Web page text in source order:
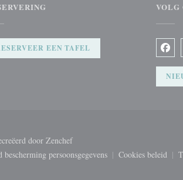
EEN TAFEL
VOLG
door Zenchef((opent in een nieuw venster))
bescherming persoonsgegevens
((opent in een nieuw venster))
Cookies beleid
((opent in